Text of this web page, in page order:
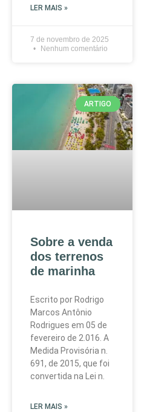
LER MAIS »
7 de novembro de 2025
Nenhum comentário
ARTIGO
Sobre a venda
dos terrenos
de marinha
Escrito por Rodrigo
Marcos Antônio
Rodrigues em 05 de
fevereiro de 2.016. A
Medida Provisória n.
691, de 2015, que foi
convertida na Lei n.
LER MAIS »